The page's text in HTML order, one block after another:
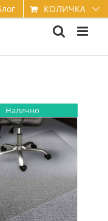
КОЛИЧКА
Налично